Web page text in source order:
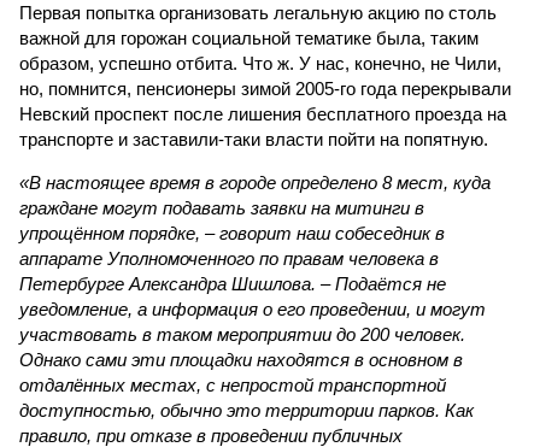
Первая попытка организовать легальную акцию по столь
важной для горожан социальной тематике была, таким
образом, успешно отбита. Что ж. У нас, конечно, не Чили,
но, помнится, пенсионеры зимой 2005-го года перекрывали
Невский проспект после лишения бесплатного проезда на
транспорте и заставили-таки власти пойти на попятную.
«В настоящее время в городе определено 8 мест, куда
граждане могут подавать заявки на митинги в
упрощённом порядке, – говорит наш собеседник в
аппарате Уполномоченного по правам человека в
Петербурге Александра Шишлова. – Подаётся не
уведомление, а информация о его проведении, и могут
участвовать в таком мероприятии до 200 человек.
Однако сами эти площадки находятся в основном в
отдалённых местах, с непростой транспортной
доступностью, обычно это территории парков. Как
правило, при отказе в проведении публичных